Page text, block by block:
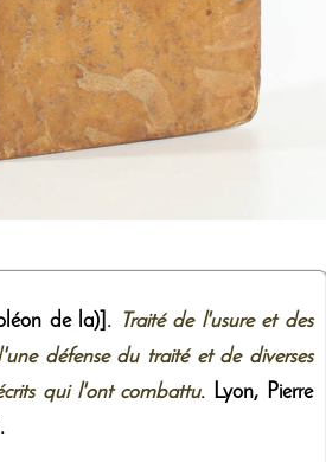
de la)].
Traité de l'usure et des
défense du traité et de diverses
qui l'ont combattu. Lyon, Pierre
.